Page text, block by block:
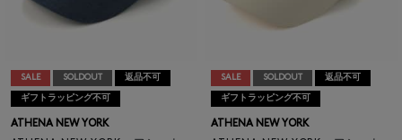
SALE SOLDOUT 返品不可
ギフトラッピング不可
ATHENA NEW YORK
SALE SOLDOUT 返品不可
ギフトラッピング不可
ATHENA NEW YORK